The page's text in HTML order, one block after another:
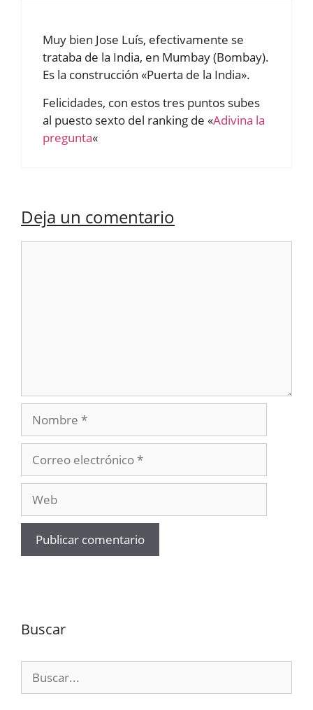
Muy bien Jose Luís, efectivamente se
trataba de la India, en Mumbay (Bombay).
Es la construcción «Puerta de la India».
Felicidades, con estos tres puntos subes
al puesto sexto del ranking de «Adivina la
pregunta«
Deja un comentario
electrónico
Buscar